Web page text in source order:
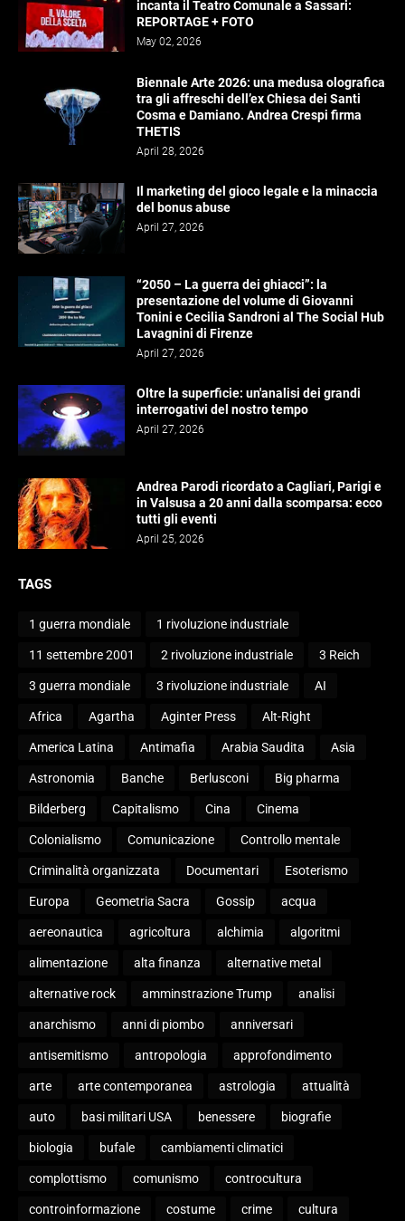
incanta il Teatro Comunale a Sassari:
REPORTAGE + FOTO
May 02, 2026
Biennale Arte 2026: una medusa olografica
tra gli affreschi dell’ex Chiesa dei Santi
Cosma e Damiano. Andrea Crespi firma
THETIS
April 28, 2026
Il marketing del gioco legale e la minaccia
del bonus abuse
April 27, 2026
“2050 – La guerra dei ghiacci”: la
presentazione del volume di Giovanni
Tonini e Cecilia Sandroni al The Social Hub
Lavagnini di Firenze
April 27, 2026
Oltre la superficie: un'analisi dei grandi
interrogativi del nostro tempo
April 27, 2026
Andrea Parodi ricordato a Cagliari, Parigi e
in Valsusa a 20 anni dalla scomparsa: ecco
tutti gli eventi
April 25, 2026
TAGS
1 guerra mondiale 1 rivoluzione industriale
11 settembre 2001 2 rivoluzione industriale 3 Reich
3 guerra mondiale 3 rivoluzione industriale AI
Africa Agartha Aginter Press Alt-Right
America Latina Antimafia Arabia Saudita Asia
Astronomia Banche Berlusconi Big pharma
Bilderberg Capitalismo Cina Cinema
Colonialismo Comunicazione Controllo mentale
Criminalità organizzata Documentari Esoterismo
Europa Geometria Sacra Gossip acqua
aereonautica agricoltura alchimia algoritmi
alimentazione alta finanza alternative metal
alternative rock amminstrazione Trump analisi
anarchismo anni di piombo anniversari
antisemitismo antropologia approfondimento
arte arte contemporanea astrologia attualità
auto basi militari USA benessere biografie
biologia bufale cambiamenti climatici
complottismo comunismo controcultura
controinformazione costume crime cultura